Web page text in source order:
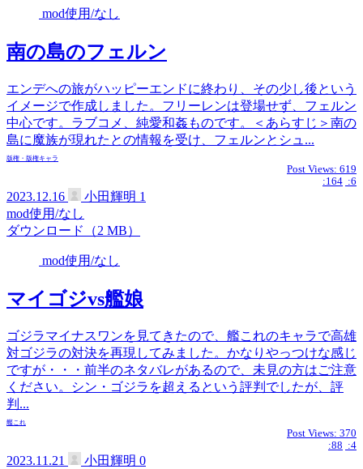
mod使用/なし
南の島のフェルン
エンデへの旅がハッピーエンドに終わり、その少し後という
イメージで作成しました。フリーレンは登場せず、フェルン
中心です。ラブコメ、純愛和姦ものです。＜あらすじ＞南の
島に魔族が現れたとの情報を受け、フェルンとシュ...
版権・版権キャラ
Post Views: 619
:164 :6
2023.12.16 小田輝明 1
mod使用/なし
ダウンロード（2 MB）
mod使用/なし
マイゴジvs艦娘
ゴジラマイナスワンを見てきたので、艦これのキャラで高雄
対ゴジラの対決を再現してみました。かなりやっつけな感じ
ですが・・・前半のネタバレがあるので、未見の方はご注意
ください。シン・ゴジラを超えるという評判でしたが、評
判...
艦これ
Post Views: 370
:88 :4
2023.11.21 小田輝明 0